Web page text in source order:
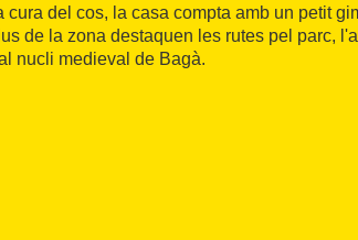
cura del cos, la casa compta amb un petit
de la zona destaquen les rutes pel parc,
nucli medieval de Bagà.